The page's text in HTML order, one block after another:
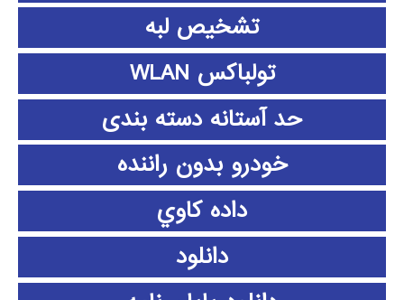
تشخیص لبه
تولباکس WLAN
حد آستانه دسته بندی
خودرو بدون راننده
داده كاوي
دانلود